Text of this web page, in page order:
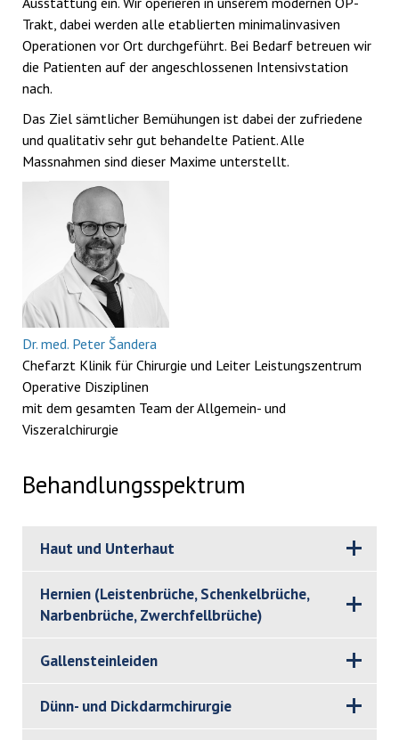
Trakt, dabei werden alle etablierten minimalinvasiven
Operationen vor Ort durchgeführt. Bei Bedarf betreuen wir
die Patienten auf der angeschlossenen Intensivstation
nach.
Das Ziel sämtlicher Bemühungen ist dabei der zufriedene
und qualitativ sehr gut behandelte Patient. Alle
Massnahmen sind dieser Maxime unterstellt.
Dr. med. Peter Šandera
Chefarzt Klinik für Chirurgie und Leiter Leistungszentrum
Operative Disziplinen
mit dem gesamten Team der Allgemein- und
Viszeralchirurgie
Behandlungsspektrum
Haut und Unterhaut
Hernien (Leistenbrüche, Schenkelbrüche,
Narbenbrüche, Zwerchfellbrüche)
Gallensteinleiden
Dünn- und Dickdarmchirurgie